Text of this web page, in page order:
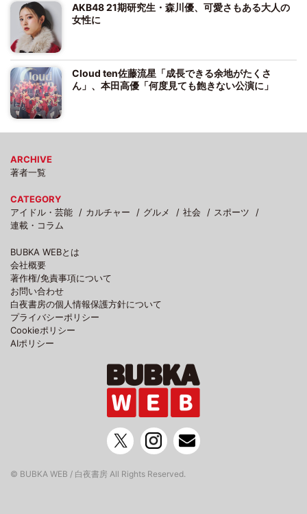
AKB48 21期研究生・森川優、可愛さもある大人の
女性に
Cloud ten佐藤流星「成長できる余地がたくさ
ん」、本田高優「何度見ても飽きない公演に」
ARCHIVE
著者一覧
CATEGORY
アイドル・芸能
カルチャー グルメ 社会
スポーツ
連載・コラム
BUBKA WEBとは
会社概要
著作権/免責事項について
お問い合わせ
白夜書房の個人情報保護方針について
プライバシーポリシー
Cookieポリシー
AIポリシー
© BUBKA WEB / 白夜書房 All Rights Reserved.